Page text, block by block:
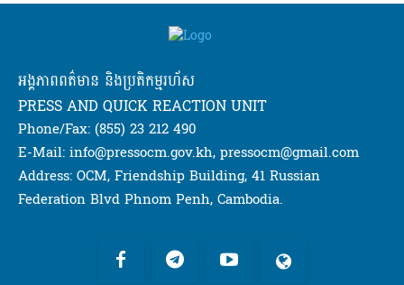
អង្គភាពពត៌មាន និងប្រតិកម្មរហ័ស
PRESS AND QUICK REACTION UNIT
Phone/Fax: (855) 23 212 490
E-Mail: info@pressocm.gov.kh, pressocm@gmail.com
Address: OCM, Friendship Building, 41 Russian
Federation Blvd Phnom Penh, Cambodia.